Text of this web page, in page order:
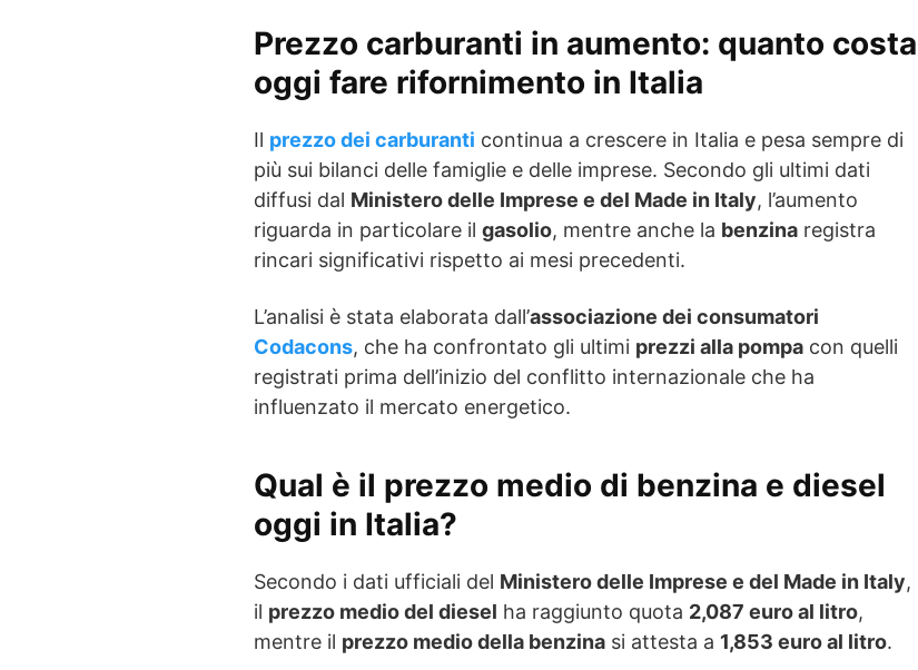
Prezzo carburanti in aumento: quanto costa
oggi fare rifornimento in Italia
Il prezzo dei carburanti continua a crescere in Italia e pesa sempre di
più sui bilanci delle famiglie e delle imprese. Secondo gli ultimi dati
diffusi dal Ministero delle Imprese e del Made in Italy, l’aumento
riguarda in particolare il gasolio, mentre anche la benzina registra
rincari significativi rispetto ai mesi precedenti.
L’analisi è stata elaborata dall’associazione dei consumatori
Codacons, che ha confrontato gli ultimi prezzi alla pompa con quelli
registrati prima dell’inizio del conflitto internazionale che ha
influenzato il mercato energetico.
Qual è il prezzo medio di benzina e diesel
oggi in Italia?
Secondo i dati ufficiali del Ministero delle Imprese e del Made in Italy,
il prezzo medio del diesel ha raggiunto quota 2,087 euro al litro,
mentre il prezzo medio della benzina si attesta a 1,853 euro al litro.